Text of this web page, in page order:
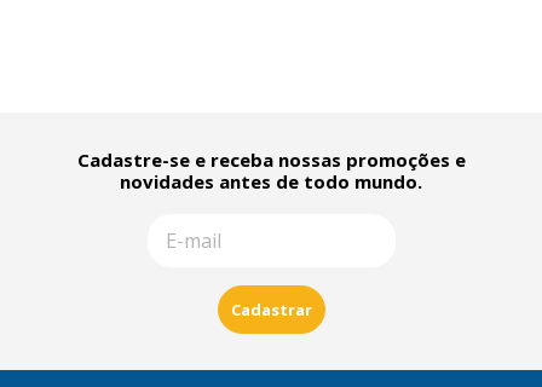
Cadastre-se e receba nossas promoções e
novidades antes de todo mundo.
Cadastrar